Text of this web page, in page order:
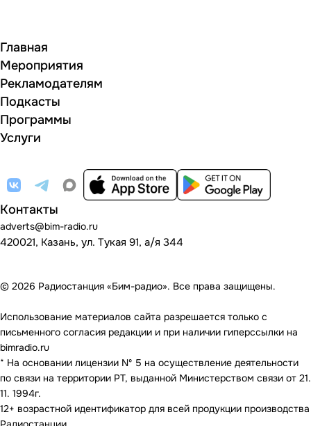
Главная
Мероприятия
Рекламодателям
Подкасты
Программы
Услуги
Контакты
adverts@bim-radio.ru
420021, Казань, ул. Тукая 91, а/я 344
© 2026 Радиостанция «Бим-радио». Все права защищены.
Использование материалов сайта разрешается только с
письменного согласия редакции и при наличии гиперссылки на
bimradio.ru
* На основании лицензии Nº 5 на осуществление деятельности
по связи на территории РТ, выданной Министерством связи от 21.
11. 1994г.
12+ возрастной идентификатор для всей продукции производства